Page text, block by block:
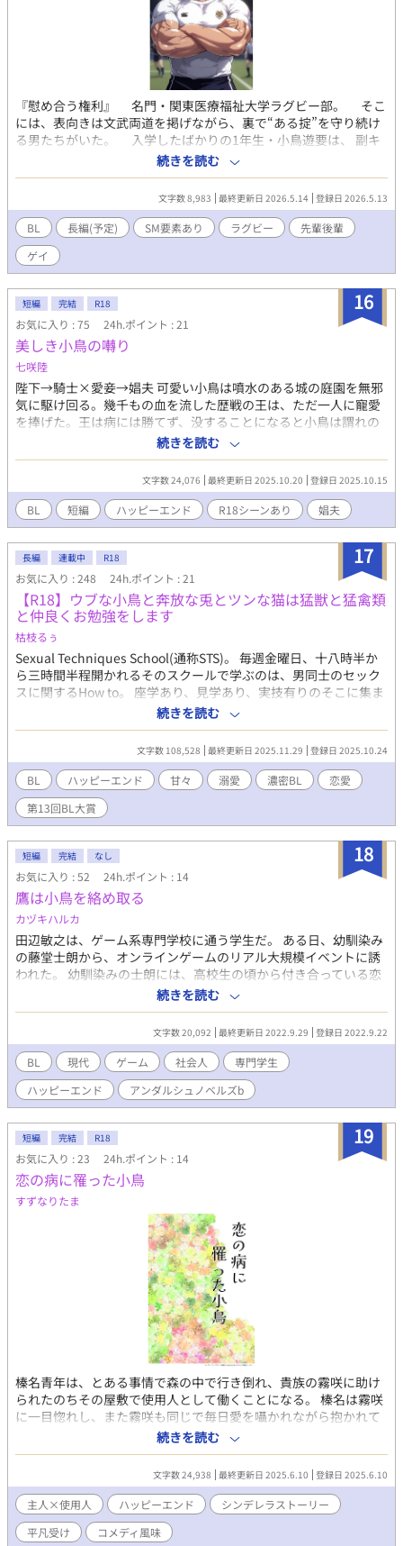
『慰め合う権利』 名門・関東医療福祉大学ラグビー部。 そこ
には、表向きは文武両道を掲げながら、裏で“ある掟”を守り続け
る男たちがいた。 入学したばかりの1年生・小鳥遊要は、 副キ
ャプテンに抜擢され、4年生キャプテン・大和田隆と同じ部屋に配
属される。 厳格な上下関係、許可制のオナニー、そして——金
持ちOBに体を差し出す“裏アルバイト”。 要は隆の過去を知り、
自分が同じ道を歩む覚悟を決める。 「キャプテンの背中を預けら
れる男になるために……俺は、自分の身体をくれてや
る。」 痛みと快楽、羞恥と昂揚。部のために、恋のため
に、男として—— 彼らはどこまで堕ちられるのか。熱血ラグビ
ー×濃厚BL×ハードなM調教。 覚悟を決めた男たちの、汗と精
液とプライドが交錯する物語。
続きを読む
文字数 8,983 最終更新日 2026.5.14 登録日 2026.5.13
BL 長編(予定) SM要素あり ラグビー
先輩後輩
ゲイ
16
短編 完結 R18
お気に入り : 75 24h.ポイント : 21
美しき小鳥の囀り
七咲陸
陛下→騎士×愛妾→娼夫 可愛い小鳥は噴水のある城の庭園を無邪
気に駆け回る。幾千もの血を流した歴戦の王は、ただ一人に寵愛
を捧げた。王は病には勝てず、没することになると小鳥は謂れの
ない罪と借金を背負わされて娼館へ売られていった。 □R-18最後
のみです。 □いつも通り、ゆるゆるファンタジー設定。シリアス
続きを読む
文字数 24,076 最終更新日 2025.10.20 登録日 2025.10.15
BL 短編 ハッピーエンド R18シーンあり 娼夫
17
長編 連載中 R18
お気に入り : 248 24h.ポイント : 21
【R18】ウブな小鳥と奔放な兎とツンな猫は猛獣と猛禽類
と仲良くお勉強をします
枯枝るぅ
Sexual Techniques School(通称STS)。 毎週金曜日、十八時半か
ら三時間半程開かれるそのスクールで学ぶのは、男同士のセック
スに関するHow to。 座学あり、見学あり、実技有りのそこに集ま
ったのは、九人の生徒達。 セックスどころかキスすら経験の無い
ウブすぎるカフェ店員。 純粋そうな見た目からは想像も出来ない
程セックスが大好きなAV男優。 常に仏頂面で口数も少なく、喘ぎ
声一つ上げない会社員。 三人のネコが、犬系大学生、関西弁のウ
リセンのボーイ、寡黙な新人AV男優、モデルのようなビジュアル
のパーソナルトレーナー、コミュ力お化けの会社員、王子様のよ
うにキラキラした謎多き男、六人のタチと共にエッチなお勉強を
するお話。 （R18には※印つけます） ----------------------------------
-------- 以前こちらに投稿していた、【ウブな雛が猛獣と猛禽類と
幻獣とえっちな勉強をする話】は、読み返してみた時に設定が甘
く自分自身が楽しめなかったこと、納得のいくラストに持ってい
けそうに無かったことなどがあり、非公開とさせて頂きました。
責任を持って完結まで持っていけず申し訳御座いません。 このお
話は、【ウブな雛が～】の設定を大幅に変更し、登場人物も増や
したリメイク版となります。
続きを読む
文字数 108,528 最終更新日 2025.11.29 登録日 2025.10.24
BL ハッピーエンド 甘々 溺愛 濃密BL
恋愛
第13回BL大賞
18
短編 完結 なし
お気に入り : 52 24h.ポイント : 14
鷹は小鳥を絡め取る
カヅキハルカ
田辺敏之は、ゲーム系専門学校に通う学生だ。 ある日、幼馴染み
の藤堂士朗から、オンラインゲームのリアル大規模イベントに誘
われた。 幼馴染みの士朗には、高校生の頃から付き合っている恋
人がいる。 その恋人は敏之と士朗の高校時代の同級生で、酒井雪
哉という男性だ。士朗は幼馴染みの敏之を信頼してくれているの
か、あっさりと交際を打ち明けられ、二人のラブラブ加減を近く
で見せつけられた事で勢いを削がれ、二人を応援する立場を取っ
てきた。 三人とも、同級生であると同時に、同じオンラインゲー
ムのプレイヤーでもあった。 今回誘われたイベントにも、てっき
り士朗は雪哉と行くつもりだと思っていたのだが、どうやら雪哉
は外せないバイトがあるらしい。 敏之としては、憧れでもあるゲ
ームの開発者が登壇するイベントである為、有り難く誘いを受け
る事にする。 だが、いつも士朗最優先である雪哉が、ただのバイ
トを理由に士朗の楽しみにしていたイベントを断った事が引っか
かっていた。 イベントは大盛況の内に閉幕し、そのまま帰ろうと
していた所で、敏之は雪哉らしきスタッフの姿を会場で発見す
る。 雪哉だという確証はなかったので、士朗をぬか喜びさせては
いけないと、一人で雪哉らしき人物を追いかけた。 その先で出会
ったのは、憧れのゲーム開発者である酒井隆宏。 雪哉の従兄だと
名乗ったその人は、どうやら敏之を気に入ったらしい。雪哉がバ
イトを断れなかったのも、隆宏に理由があるらしかった。 だが、
敏之は知らない。 隆宏こそが、雪哉と士朗を使って敏之をこの会
場に呼び寄せる罠を仕掛けた、張本人である事を────。 最後
までお付き合い下さると嬉しいです。 お気に入り・感想等頂けま
したら、励みになります。 よろしくお願い致します。
続きを読む
文字数 20,092 最終更新日 2022.9.29 登録日 2022.9.22
BL 現代 ゲーム 社会人
専門学生
ハッピーエンド
アンダルシュノベルズb
19
短編 完結 R18
お気に入り : 23 24h.ポイント : 14
恋の病に罹った小鳥
すずなりたま
榛名青年は、とある事情で森の中で行き倒れ、貴族の霧咲に助け
られたのちその屋敷で使用人として働くことになる。 榛名は霧咲
に一目惚れし、また霧咲も同じで毎日愛を囁かれながら抱かれて
いるが、身分の差を理由に霧咲の気持ちを信じられず、自身もい
っこうに素直になれない。 そんなある日、使用人の間で霧咲がど
こぞのお嬢様と結婚するという噂が流れてきて…！？ 拙作『運命
のひと』の自己パロディです。 別の世界観のお話なので、↑を読
んでなくとも楽しめるかと思います。
続きを読む
文字数 24,938 最終更新日 2025.6.10 登録日 2025.6.10
主人×使用人 ハッピーエンド
シンデレラストーリー
平凡受け
コメディ風味